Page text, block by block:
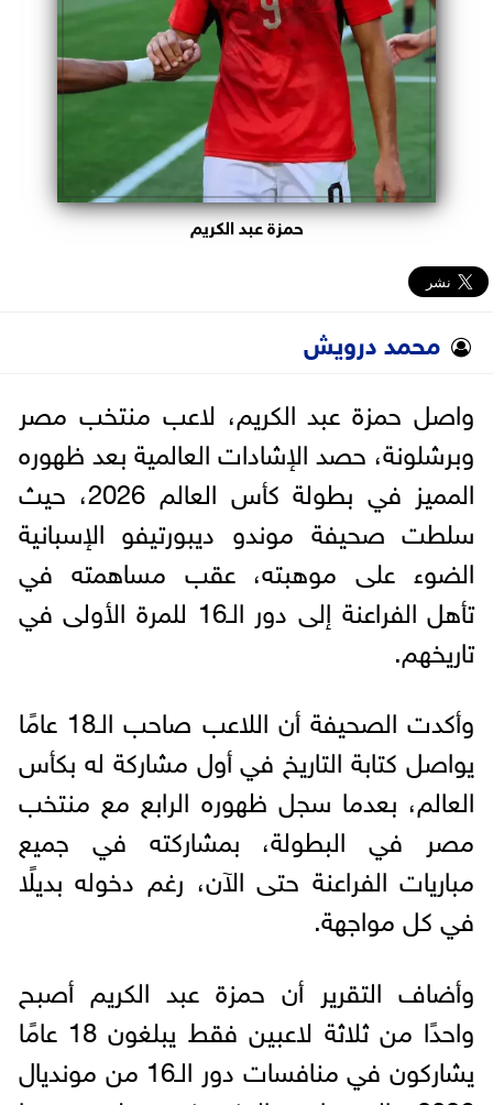
حمزة عبد الكريم
محمد درويش
واصل حمزة عبد الكريم، لاعب منتخب مصر
وبرشلونة، حصد الإشادات العالمية بعد ظهوره
المميز في بطولة كأس العالم 2026، حيث
سلطت صحيفة موندو ديبورتيفو الإسبانية
الضوء على موهبته، عقب مساهمته في
تأهل الفراعنة إلى دور الـ16 للمرة الأولى في
تاريخهم.
وأكدت الصحيفة أن اللاعب صاحب الـ18 عامًا
يواصل كتابة التاريخ في أول مشاركة له بكأس
العالم، بعدما سجل ظهوره الرابع مع منتخب
مصر في البطولة، بمشاركته في جميع
مباريات الفراعنة حتى الآن، رغم دخوله بديلًا
في كل مواجهة.
وأضاف التقرير أن حمزة عبد الكريم أصبح
واحدًا من ثلاثة لاعبين فقط يبلغون 18 عامًا
يشاركون في منافسات دور الـ16 من مونديال